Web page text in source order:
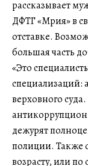
рассказывает
ДФТГ «Мрия» в
отставке.
большая часть
«Это
специализаций:
верховного
дежурят
полиции. Также
возрасту, или